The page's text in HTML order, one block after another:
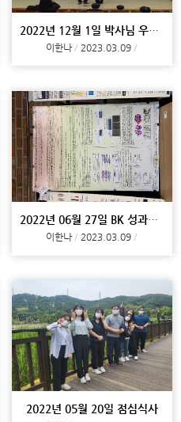
2022년 12월 1일 박사님 우수 창업 기업인상 수상
이한나 2023.03.09
2022년 06월 27일 BK 성과발표회
이한나 2023.03.09
2022년 05월 20일 점심식사